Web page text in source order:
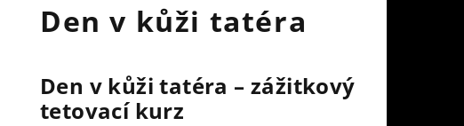
Den v kůži tatéra
Den v kůži tatéra – zážitkový
tetovací kurz